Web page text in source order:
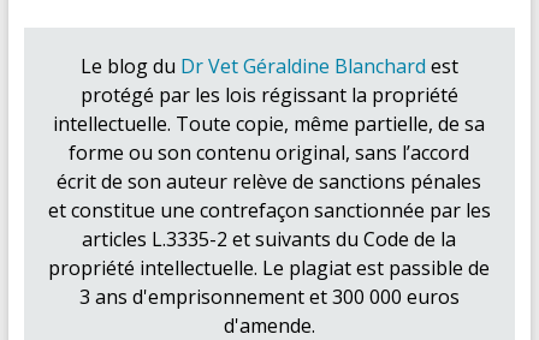
Le blog du Dr Vet Géraldine Blanchard est
protégé par les lois régissant la propriété
intellectuelle. Toute copie, même partielle, de sa
forme ou son contenu original, sans l’accord
écrit de son auteur relève de sanctions pénales
et constitue une contrefaçon sanctionnée par les
articles L.3335-2 et suivants du Code de la
propriété intellectuelle. Le plagiat est passible de
3 ans d'emprisonnement et 300 000 euros
d'amende.